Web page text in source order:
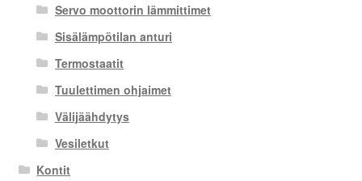
Servo moottorin lämmittimet
Sisälämpötilan anturi
Termostaatit
Tuulettimen ohjaimet
Välijäähdytys
Vesiletkut
Kontit